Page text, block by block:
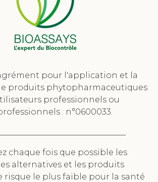
pour l'application et la
produits phytopharmaceutiques
professionnels ou
: n°0600033.
chaque fois que possible les
alternatives et les produits
risque le plus faible pour la santé